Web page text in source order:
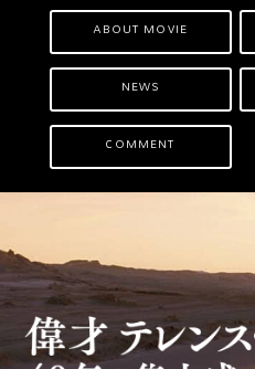
ABOUT MOVIE
NEWS
COMMENT